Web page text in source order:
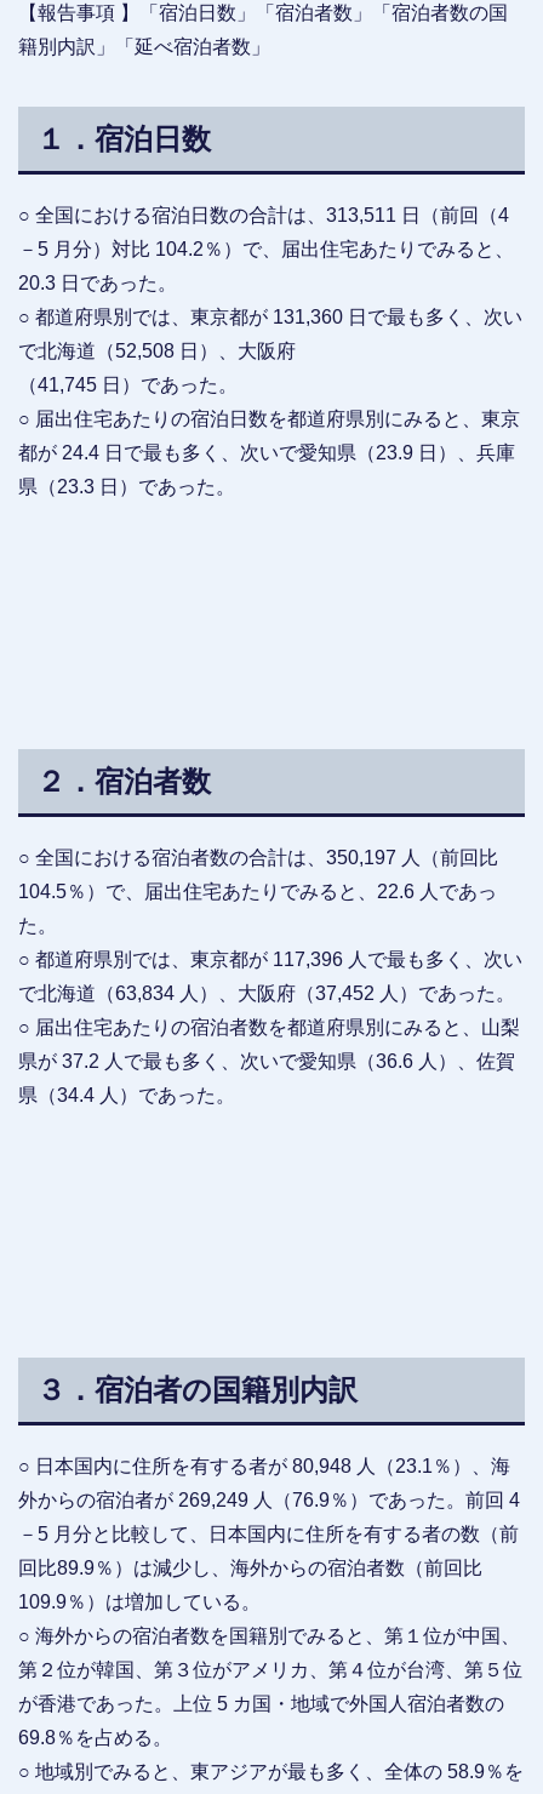
【報告事項 】「宿泊日数」「宿泊者数」「宿泊者数の国
籍別内訳」「延べ宿泊者数」
１．宿泊日数
○ 全国における宿泊日数の合計は、313,511 日（前回（4
－5 月分）対比 104.2％）で、届出住宅あたりでみると、
20.3 日であった。
○ 都道府県別では、東京都が 131,360 日で最も多く、次い
で北海道（52,508 日）、大阪府
（41,745 日）であった。
○ 届出住宅あたりの宿泊日数を都道府県別にみると、東京
都が 24.4 日で最も多く、次いで愛知県（23.9 日）、兵庫
県（23.3 日）であった。
２．宿泊者数
○ 全国における宿泊者数の合計は、350,197 人（前回比
104.5％）で、届出住宅あたりでみると、22.6 人であっ
た。
○ 都道府県別では、東京都が 117,396 人で最も多く、次い
で北海道（63,834 人）、大阪府（37,452 人）であった。
○ 届出住宅あたりの宿泊者数を都道府県別にみると、山梨
県が 37.2 人で最も多く、次いで愛知県（36.6 人）、佐賀
県（34.4 人）であった。
３．宿泊者の国籍別内訳
○ 日本国内に住所を有する者が 80,948 人（23.1％）、海
外からの宿泊者が 269,249 人（76.9％）であった。前回 4
－5 月分と比較して、日本国内に住所を有する者の数（前
回比89.9％）は減少し、海外からの宿泊者数（前回比
109.9％）は増加している。
○ 海外からの宿泊者数を国籍別でみると、第１位が中国、
第２位が韓国、第３位がアメリカ、第４位が台湾、第５位
が香港であった。上位 5 カ国・地域で外国人宿泊者数の
69.8％を占める。
○ 地域別でみると、東アジアが最も多く、全体の 58.9％を